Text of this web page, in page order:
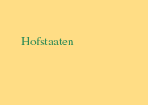
Hofstaaten